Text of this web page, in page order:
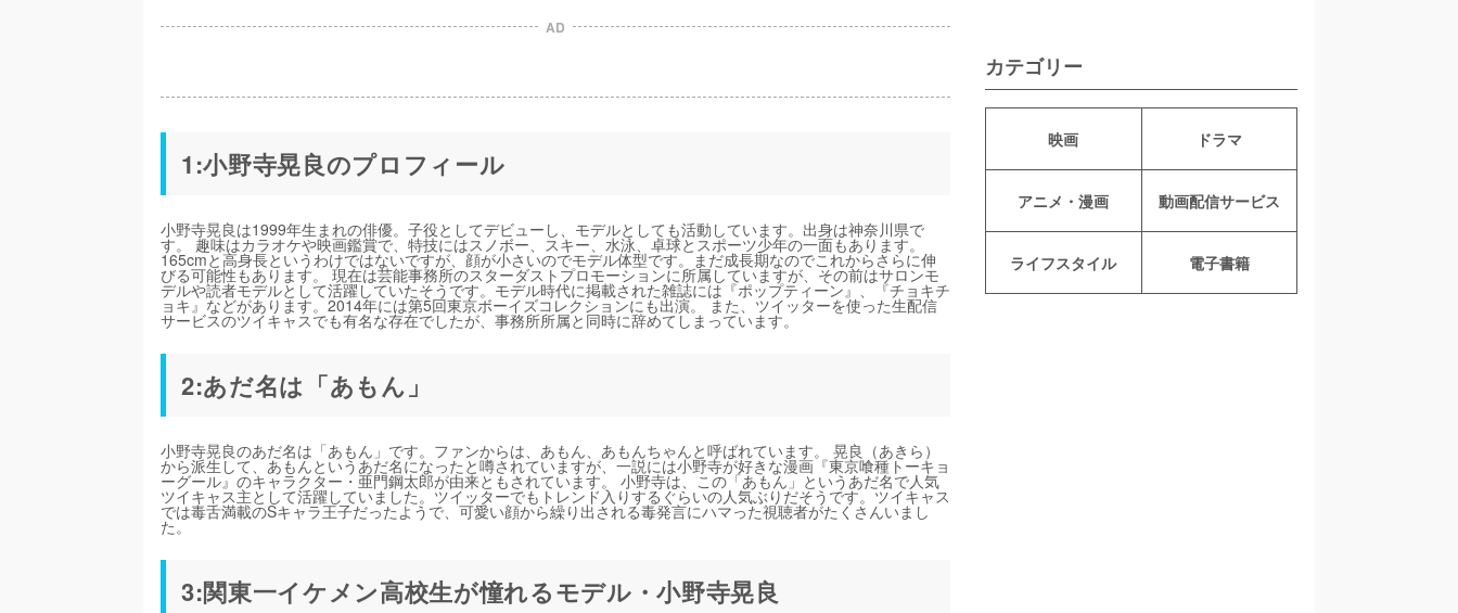
AD
1:小野寺晃良のプロフィール
小野寺晃良は1999年生まれの俳優。子役としてデビューし、モデルとしても活動しています。出身は神奈川県で
す。 趣味はカラオケや映画鑑賞で、特技にはスノボー、スキー、水泳、卓球とスポーツ少年の一面もあります。
165cmと高身長というわけではないですが、顔が小さいのでモデル体型です。まだ成長期なのでこれからさらに伸
びる可能性もあります。 現在は芸能事務所のスターダストプロモーションに所属していますが、その前はサロンモ
デルや読者モデルとして活躍していたそうです。モデル時代に掲載された雑誌には『ポップティーン』、『チョキチ
ョキ』などがあります。2014年には第5回東京ボーイズコレクションにも出演。 また、ツイッターを使った生配信
サービスのツイキャスでも有名な存在でしたが、事務所所属と同時に辞めてしまっています。
2:あだ名は「あもん」
小野寺晃良のあだ名は「あもん」です。ファンからは、あもん、あもんちゃんと呼ばれています。 晃良（あきら）
から派生して、あもんというあだ名になったと噂されていますが、一説には小野寺が好きな漫画『東京喰種トーキョ
ーグール』のキャラクター・亜門鋼太郎が由来ともされています。 小野寺は、この「あもん」というあだ名で人気
ツイキャス主として活躍していました。ツイッターでもトレンド入りするぐらいの人気ぶりだそうです。ツイキャス
では毒舌満載のSキャラ王子だったようで、可愛い顔から繰り出される毒発言にハマった視聴者がたくさんいまし
た。
3:関東一イケメン高校生が憧れるモデル・小野寺晃良
カテゴリー
映画 ドラマ
アニメ・漫画 動画配信サービス
ライフスタイル 電子書籍